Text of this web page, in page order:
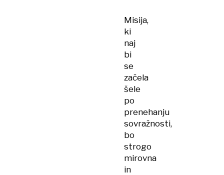
Misija,
ki
naj
bi
se
začela
šele
po
prenehanju
sovražnosti,
bo
strogo
mirovna
in